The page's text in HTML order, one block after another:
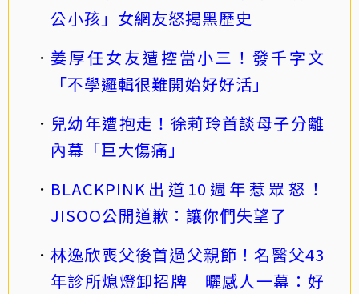
公小孩」女網友怒揭黑歷史
姜厚任女友遭控當小三！發千字文
「不學邏輯很難開始好好活」
兒幼年遭抱走！徐莉玲首談母子分離
內幕「巨大傷痛」
BLACKPINK出道10週年惹眾怒！
JISOO公開道歉：讓你們失望了
林逸欣喪父後首過父親節！名醫父43
年診所熄燈卸招牌 曬感人一幕：好